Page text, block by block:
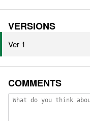
VERSIONS
Ver 1
COMMENTS